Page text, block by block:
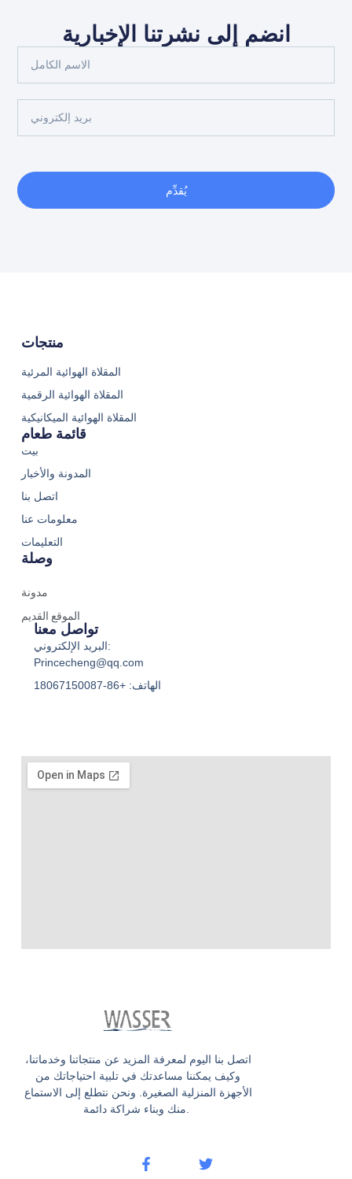
انضم إلى نشرتنا الإخبارية
يُقدِّم
اتصل بنا اليوم لمعرفة المزيد عن منتجاتنا وخدماتنا،
وكيف يمكننا مساعدتك في تلبية احتياجاتك من
الأجهزة المنزلية الصغيرة. ونحن نتطلع إلى الاستماع
منتجات
المقلاة الهوائية المرئية
المقلاة الهوائية الرقمية
المقلاة الهوائية الميكانيكية
قائمة طعام
بيت
المدونة والأخبار
اتصل بنا
معلومات عنا
التعليمات
وصلة
مدونة
الموقع القديم
تواصل معنا
البريد الإلكتروني:
Princecheng@qq.com